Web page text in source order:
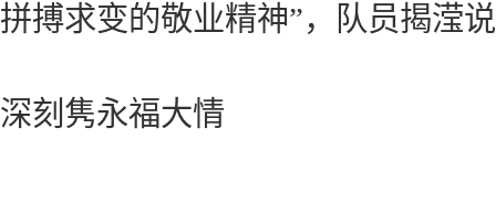
拼搏求变的敬业精神”，队员揭滢
深刻隽永福大情